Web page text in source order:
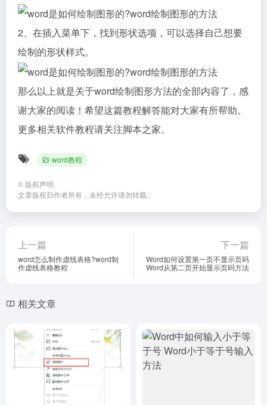
2、在插入菜单下，找到形状选项，可以选择自己想要
绘制的形状样式。
那么以上就是关于word绘制图形方法的全部内容了，感
谢大家的阅读！希望这篇教程解答能对大家有所帮助。
更多相关软件教程请关注脚本之家。
word教程
© 版权声明
文章版权归作者所有，未经允许请勿转载。
上一篇
word怎么制作虚线表格?word制
作虚线表格教程
下一篇
Word如何设置第一页不显示页码
Word从第二页开始显示页码方法
相关文章